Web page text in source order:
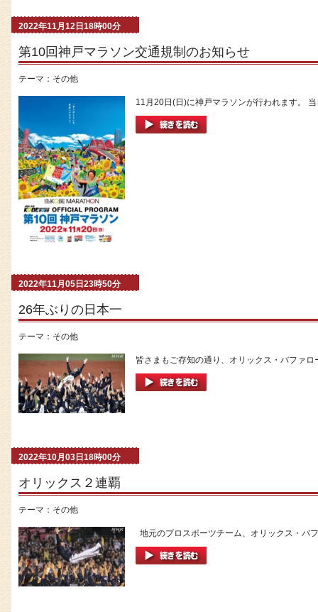
2022年11月12日18時00分
第10回神戸マラソン交通規制のお知らせ
テーマ： その他
11月20日(日)に神戸マラソンが行われます。
2022年11月05日23時50分
26年ぶりの日本一
テーマ： その他
皆さまもご存知の通り、オリックス・バファ
2022年10月03日18時00分
オリックス２連覇
テーマ： その他
地元のプロスポーツチーム、オリックス・バ